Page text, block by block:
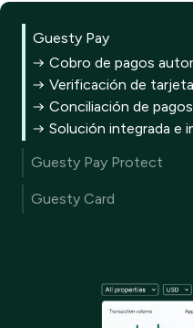
Guesty Pay
Cobro de pagos
Verificación de
Conciliación de
Solución integrada e
Guesty Pay Protect
cargo costosas
Aprovecha los datos
evoluciona el riesgo
Guesty Card
Tarjetas virtuales y